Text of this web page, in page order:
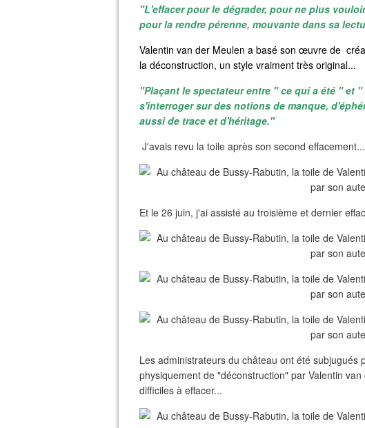
"L'effacer pour le dégrader, pour ne plus
pour la rendre pérenne, mouvante dans sa
Valentin van der Meulen a basé son œuvre de
la déconstruction, un style vraiment très original...
"Plaçant le spectateur entre " ce qui a été " et
s'interroger sur des notions de manque,
aussi de trace et d'héritage."
J'avais revu la toile après son second effacement...
Et le 26 juin, j'ai assisté au troisième et dernier
Les administrateurs du château ont été subjugués
physiquement de "déconstruction" par Valentin
difficiles à effacer...